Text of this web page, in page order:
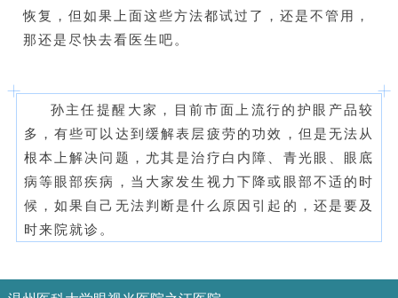
恢复，但如果上面这些方法都试过了，还是不管用，
那还是尽快去看医生吧。
孙主任提醒大家，目前市面上流行的护眼产品较
多，有些可以达到缓解表层疲劳的功效，但是无法从
根本上解决问题，尤其是治疗白内障、青光眼、眼底
病等眼部疾病，当大家发生视力下降或眼部不适的时
候，如果自己无法判断是什么原因引起的，还是要及
时来院就诊。